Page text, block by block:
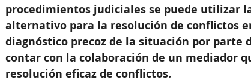
procedimientos judiciales se puede utilizar
alternativo para la resolución de conflictos
diagnóstico precoz de la situación por
contar con la colaboración de un mediador
resolución eficaz de conflictos.